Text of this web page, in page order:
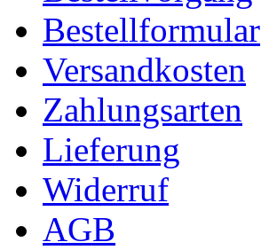
Bestellformular
Versandkosten
Zahlungsarten
Lieferung
Widerruf
AGB